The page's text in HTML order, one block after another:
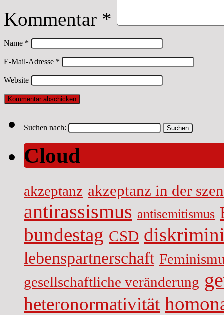
Kommentar *
Name *
E-Mail-Adresse *
Website
Suchen nach:
Cloud
akzeptanz akzeptanz in der
antirassismus antisemitismus
bundestag CSD
lebenspartnerschaft
gesellschaftliche veränderung
heteronormativität